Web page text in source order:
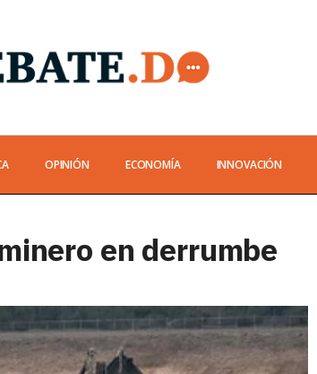
OPINIÓN ECONOMÍA INNOVACIÓN
en derrumbe